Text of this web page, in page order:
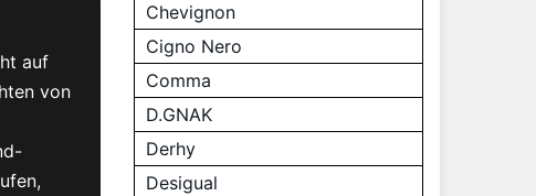
auf
von
Chevignon
Cigno Nero
Comma
D.GNAK
Derhy
Desigual